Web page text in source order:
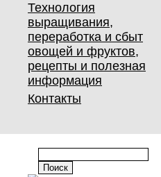
Технология
выращивания,
переработка и сбыт
овощей и фруктов,
рецепты и полезная
информация
Контакты